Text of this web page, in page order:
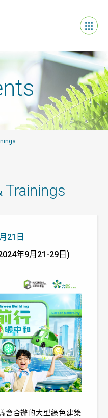
Trainings
21日
年9月21-29日)
會合辦的大型綠色建築